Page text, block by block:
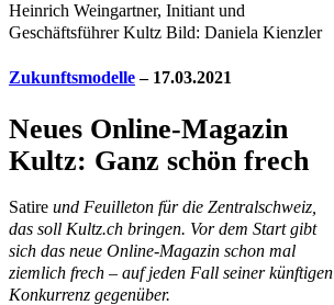
Heinrich Weingartner, Initiant und
Geschäftsführer Kultz Bild: Daniela Kienzler
Zukunftsmodelle– 17.03.2021
Neues Online-Magazin
Kultz: Ganz schön frech
Satire und Feuilleton für die Zentralschweiz,
das soll Kultz.ch bringen. Vor dem Start gibt
sich das neue Online-Magazin schon mal
ziemlich frech – auf jeden Fall seiner künftigen
Konkurrenz gegenüber.